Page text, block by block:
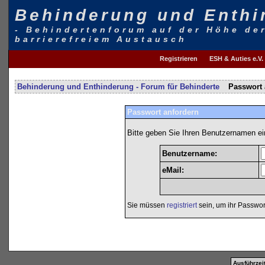
Behinderung und
- Behindertenforum auf der Höhe
barrierefreiem Austausch
ESH & Auties e.V.
Registrieren
Behinderung und Enthinderung - Forum für Behinderte Passwort
Passwort anfordern
Bitte geben Sie Ihren Benutzernamen
Benutzername:
eMail:
Sie müssen registriert sein, um ihr